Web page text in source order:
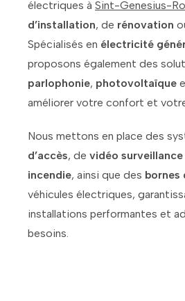
électriques à Sint-Genesius-
d’installation, de rénovation
Spécialisés en électricité
proposons également des
parlophonie, photovoltaïque
améliorer votre confort et
Nous mettons en place des
d’accès, de vidéo surveillance
incendie, ainsi que des bornes
véhicules électriques,
installations performantes et
besoins.